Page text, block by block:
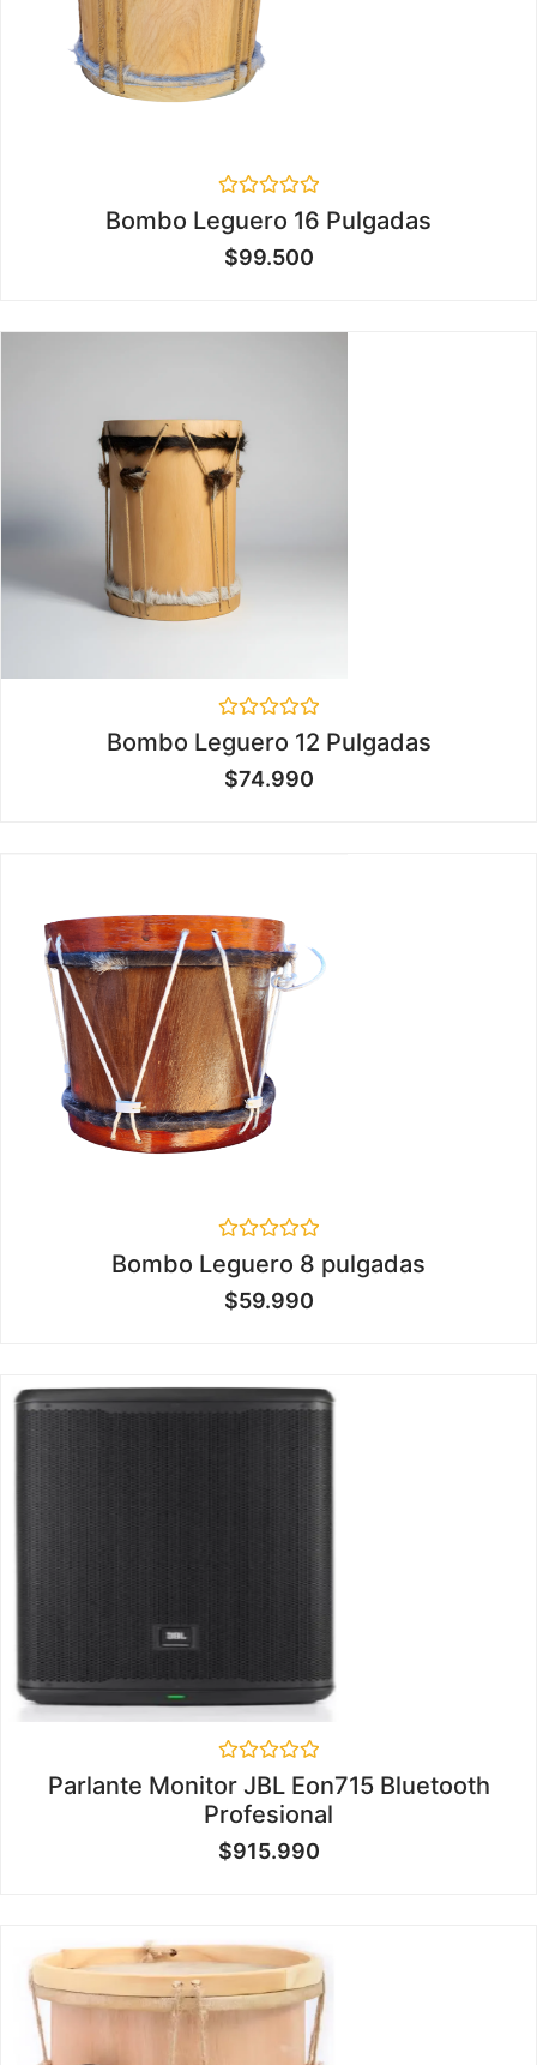
en
0
de
Bombo Leguero 16 Pulgadas
$99.500
en
0
de
Bombo Leguero 12 Pulgadas
$74.990
en
0
de
Bombo Leguero 8 pulgadas
$59.990
Valorado
en
0
de
5
Parlante Monitor JBL Eon715 Bluetooth
Profesional
$915.990